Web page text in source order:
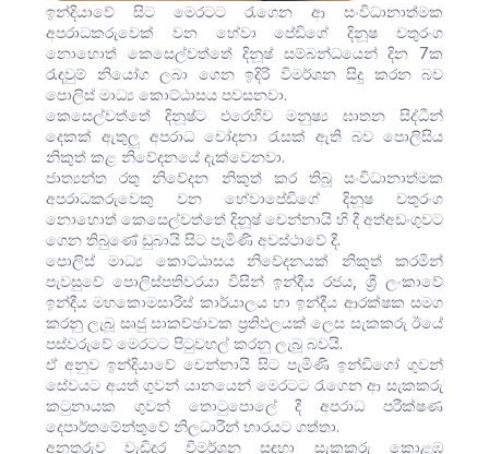
ඉන්දියාවේ සිට මෙරටට රැගෙන ආ සංවිධානාත්මක
අපරාධකරුවෙක් වන හේවා පේඩිගේ දිනූෂ චතුරංග
නොහොත් කෙසෙල්වත්තේ දිනූෂ් සම්බන්ධයෙන් දින 7ක
රැඳවුම් නියෝග ලබා ගෙන ඉදිරි විමර්ශන සිදු කරන බව
පොලිස් මාධ්‍ය කොට්ඨාසය පවසනවා.
කෙසෙල්වත්තේ දිනූෂ්ට එරෙහිව මනුෂ්‍ය ඝාතන සිද්ධීන්
දෙකක් ඇතුලු අපරාධ චෝදනා රැසක් ඇති බව පොලිසිය
නිකුත් කළ නිවේදනයේ දැක්වෙනවා.
ජාත්‍යන්ත රතු නිවේදන නිකුත් කර තිබූ සංවිධානාත්මක
අපරාධකරුවෙකු වන හේවාපේඩිගේ දිනූෂ චතුරංග
නොහොත් කෙසෙල්වත්තේ දිනූෂ් චෙන්නායි හි දී අත්අඩංගුවට
ගෙන තිබුණේ ඩුබායි සිට පැමිණි අවස්ථාවේ දී.
පොලිස් මාධ්‍ය කොට්ඨාසය නිවේදනයක් නිකුත් කරමින්
පැවසුවේ පොලිස්පතිවරයා විසින් ඉන්දීය රජය, ශ්‍රී ලංකාවේ
ඉන්දීය මහකොමසාරිස් කාර්යාලය හා ඉන්දීය ආරක්ෂක සමග
කරනු ලැබූ සෘජු සාකච්ඡාවක ප්‍රතිඵලයක් ලෙස සැකකරු ඊයේ
පස්වරුවේ මෙරටට පිටුවහල් කරනු ලැබූ බවයි.
ඒ අනුව ඉන්දියාවේ චෙන්නායි සිට පැමිණි ඉන්ඩිගෝ ගුවන්
සේවයට අයත් ගුවන් යානයෙන් මෙරටට රැගෙන ආ සැකකරු
කටුනායක ගුවන් තොටුපොලේ දී අපරාධ පරීක්ෂණ
දෙපාර්තමේන්තුවේ නිලධාරීන් භාරයට ගත්තා.
අනතුරුව වැඩිදුර විමර්ශන සඳහා සැකකරු කොළඹ